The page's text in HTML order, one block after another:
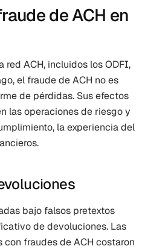
de ACH en
red ACH, incluidos los ODFI,
el fraude de ACH no es
de pérdidas. Sus efectos
las operaciones de riesgo y
la experiencia del
bajo falsos pretextos
de devoluciones. Las
fraudes de ACH costaron